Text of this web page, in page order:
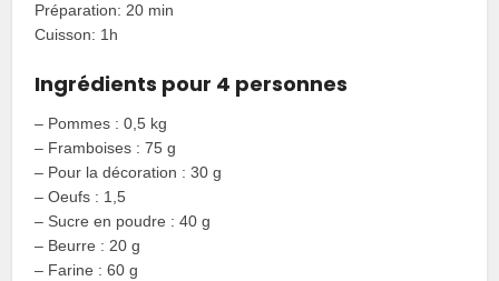
Préparation: 20 min
Cuisson: 1h
Ingrédients pour 4 personnes
– Pommes : 0,5 kg
– Framboises : 75 g
– Pour la décoration : 30 g
– Oeufs : 1,5
– Sucre en poudre : 40 g
– Beurre : 20 g
– Farine : 60 g